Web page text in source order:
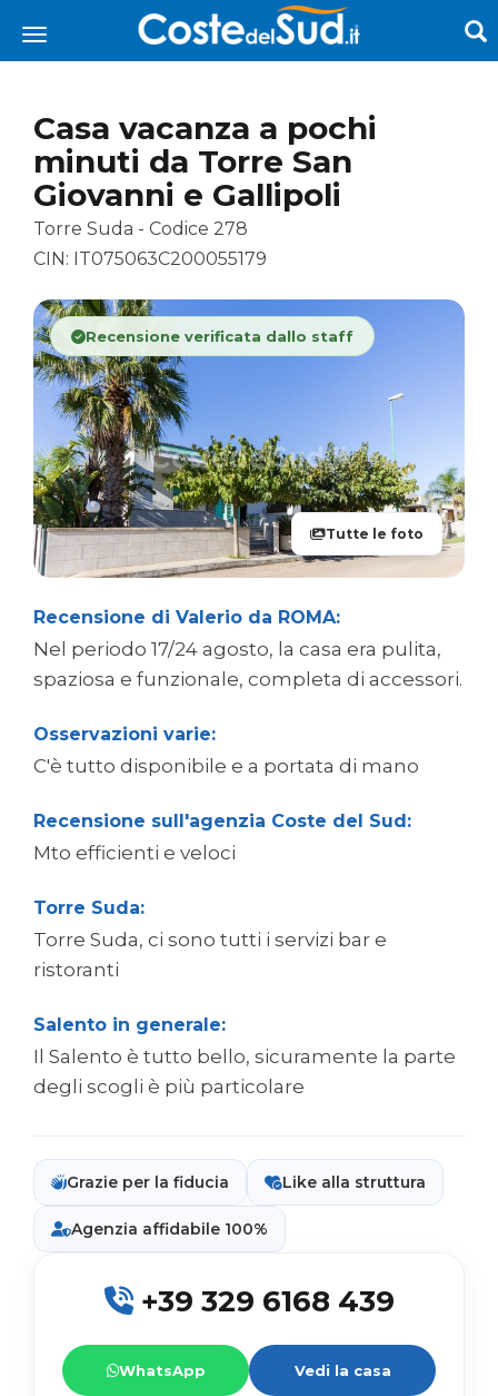
Casa vacanza a pochi
minuti da Torre San
Giovanni e Gallipoli
Torre Suda - Codice 278
CIN: IT075063C200055179
Recensione verificata dallo staff
Tutte le foto
Recensione di Valerio da ROMA:
Nel periodo 17/24 agosto, la casa era pulita,
spaziosa e funzionale, completa di accessori.
Osservazioni varie:
C'è tutto disponibile e a portata di mano
Recensione sull'agenzia Coste del Sud:
Mto efficienti e veloci
Torre Suda:
Torre Suda, ci sono tutti i servizi bar e
ristoranti
Salento in generale:
Il Salento è tutto bello, sicuramente la parte
degli scogli è più particolare
Grazie per la fiducia Like alla struttura
Agenzia affidabile 100%
+39 329 6168 439
WhatsApp Vedi la casa